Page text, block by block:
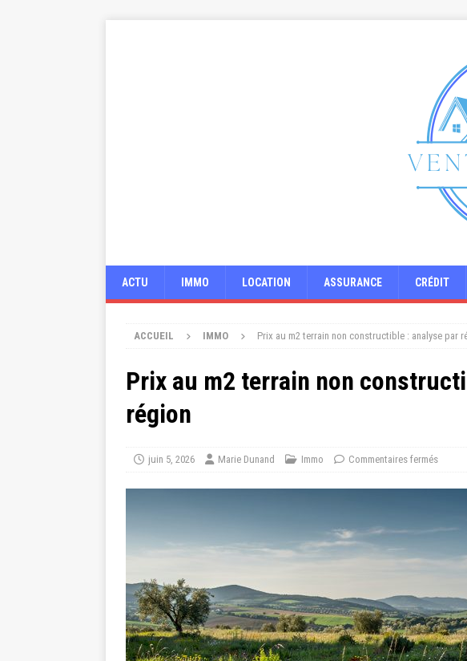
ACTU IMMO LOCATION ASSURANCE CRÉDIT
ACCUEIL IMMO Prix au m2 terrain non constructible : analyse par
Prix au m2 terrain non
région
juin 5, 2026 Marie Dunand Immo Commentaires fermés